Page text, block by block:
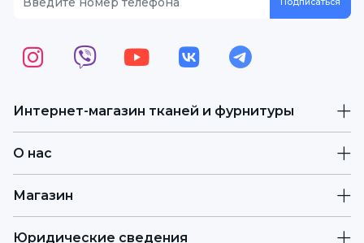
Интернет-магазин тканей и фурнитуры
О нас
Магазин
Юридические сведения